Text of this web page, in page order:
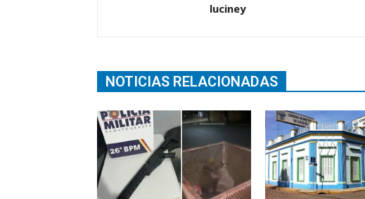
luciney
NOTICIAS RELACIONADAS